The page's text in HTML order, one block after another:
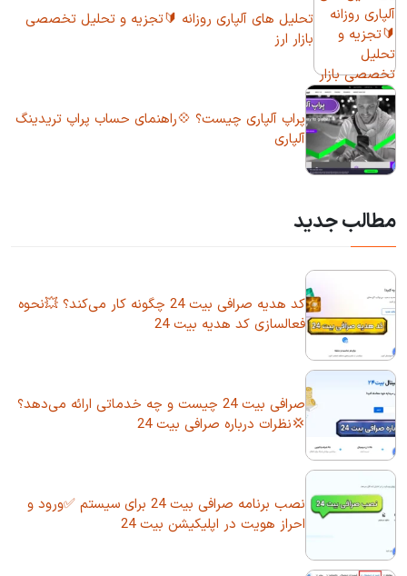
تحلیل های آلپاری روزانه 🔰تجزیه و تحلیل تخصصی
بازار ارز
پراپ آلپاری چیست؟ 💠راهنمای حساب پراپ تریدینگ
آلپاری
مطالب جدید
کد هدیه صرافی بیت 24 چگونه کار می‌کند؟ 💥نحوه
فعالسازی کد هدیه بیت 24
صرافی بیت 24 چیست و چه خدماتی ارائه می‌دهد؟
💢نظرات درباره صرافی بیت 24
نصب برنامه صرافی بیت 24 برای سیستم ✅ورود و
احراز هویت در اپلیکیشن بیت 24